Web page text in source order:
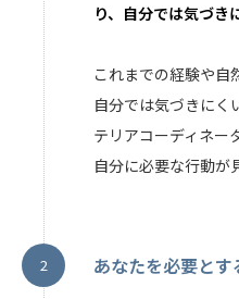
り、自分では気づき
これまでの経験や自
自分では気づきにく
テリアコーディネー
自分に必要な行動が
あなたを必要と